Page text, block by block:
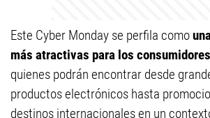
Este Cyber Monday se perfila como
más atractivas para los
quienes podrán encontrar desde
productos electrónicos hasta
destinos internacionales en un